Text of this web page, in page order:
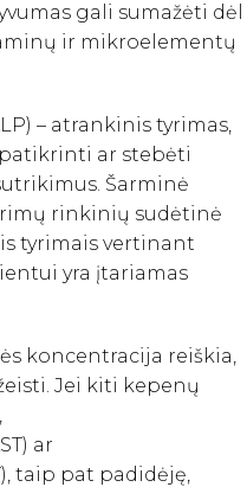
gali sumažėti dėl
ir mikroelementų
– atrankinis tyrimas,
ar stebėti
Šarminė
rinkinių sudėtinė
tyrimais vertinant
yra įtariamas
koncentracija reiškia,
Jei kiti kepenų
ar
taip pat padidėję,